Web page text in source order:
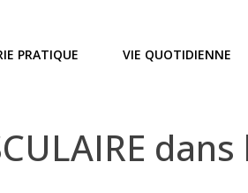
PRATIQUE VIE QUOTIDIENNE